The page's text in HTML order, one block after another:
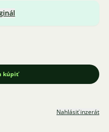
kúpiť
Nahlásiť inzerát